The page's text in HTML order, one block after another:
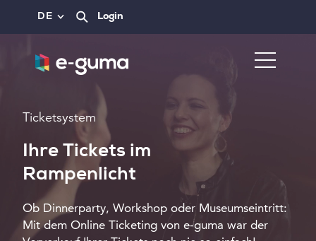
DE Login
Ticketsystem
Ihre Tickets im
Rampenlicht
Ob Dinnerparty, Workshop oder Museumseintritt:
Mit dem Online Ticketing von e-guma war der